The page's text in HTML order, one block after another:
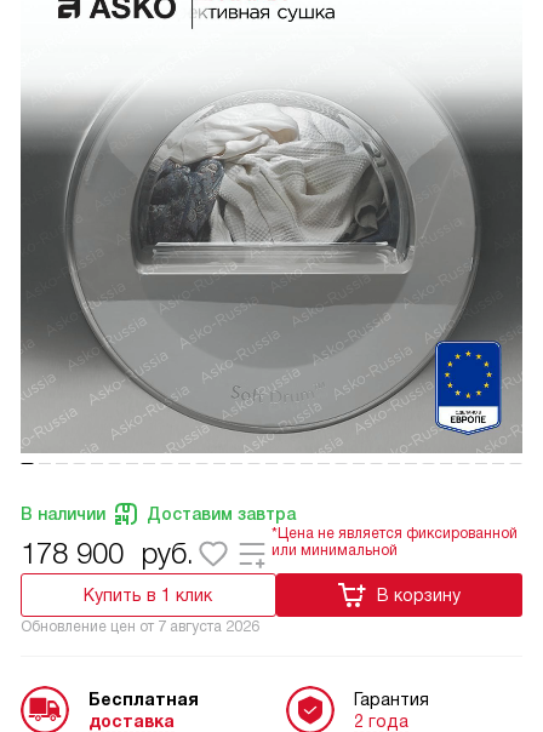
В наличии Доставим завтра
178 900 руб.
*Цена не является фиксированной
или минимальной
Купить в 1 клик В корзину
Обновление цен от 7 августа 2026
Бесплатная
доставка
Гарантия
2 года